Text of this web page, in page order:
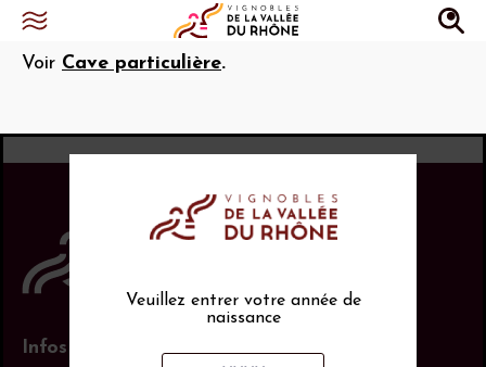
Domaine
Voir Cave particulière.
Infos pratiques
Veuillez entrer votre année de
naissance